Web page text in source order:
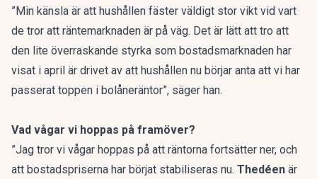
”Min känsla är att hushållen fäster väldigt stor vikt vid vart
de tror att räntemarknaden är på väg. Det är lätt att tro att
den lite överraskande styrka som bostadsmarknaden har
visat i april är drivet av att hushållen nu börjar anta att vi har
passerat toppen i bolåneräntor”, säger han.
Vad vågar vi hoppas på framöver?
”Jag tror vi vågar hoppas på att räntorna fortsätter ner, och
att bostadspriserna har börjat stabiliseras nu. Thedéen är